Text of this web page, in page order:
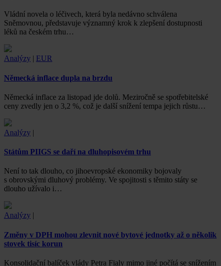
Vládní novela o léčivech, která byla nedávno schválena
Sněmovnou, představuje významný krok k zlepšení dostupnosti
léků na českém trhu…
Analýzy | EUR
Německá inflace dupla na brzdu
Německá inflace za listopad jde dolů. Meziročně se spotřebitelské
ceny zvedly jen o 3,2 %, což je další snížení tempa jejich růstu…
Analýzy |
Státům PIIGS se daří na dluhopisovém trhu
Není to tak dlouho, co jihoevropské ekonomiky bojovaly
s obrovskými dluhový problémy. Ve spojitosti s těmito státy se
dlouho užívalo i…
Analýzy
Změny v DPH mohou zlevnit nové bytové jednotky až o několik
stovek tisíc korun
Konsolidační balíček vlády Petra Fialy mimo jiné počítá se snížením